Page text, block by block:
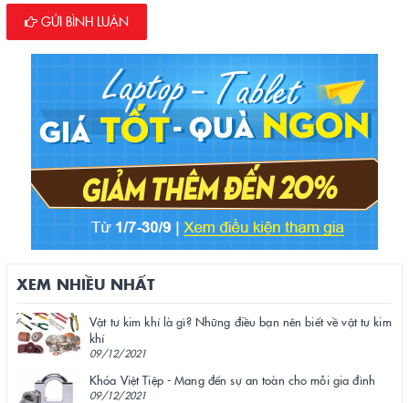
GỬI BÌNH LUẬN
XEM NHIỀU NHẤT
Vật tư kim khí là gì? Những điều bạn nên biết về vật tư kim
khí
09/12/2021
Khóa Việt Tiệp - Mang đến sự an toàn cho mỗi gia đình
09/12/2021